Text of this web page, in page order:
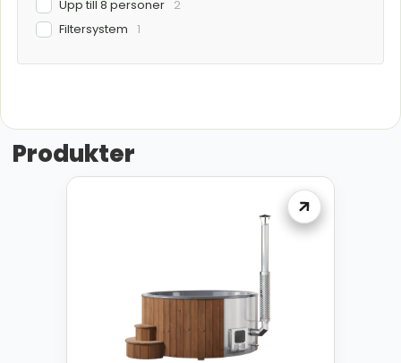
Upp till 8 personer 2
Filtersystem 1
Produkter